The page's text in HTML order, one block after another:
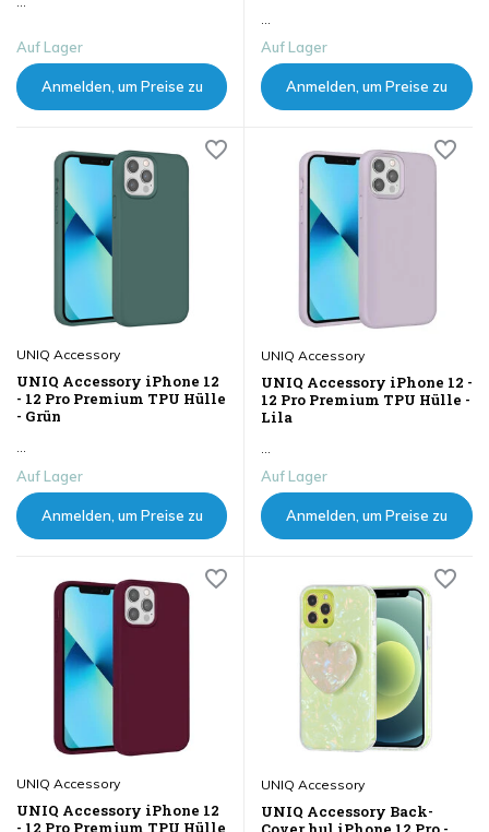
Auf Lager
Anmelden, um Preise zu
...
Auf Lager
Anmelden, um Preise zu
UNIQ Accessory
UNIQ Accessory iPhone 12
- 12 Pro Premium TPU Hülle
- Grün
...
Auf Lager
Anmelden, um Preise zu
UNIQ Accessory
UNIQ Accessory iPhone 12 -
12 Pro Premium TPU Hülle -
Lila
...
Auf Lager
Anmelden, um Preise zu
UNIQ Accessory
UNIQ Accessory iPhone 12
- 12 Pro Premium TPU Hülle
UNIQ Accessory
UNIQ Accessory Back-